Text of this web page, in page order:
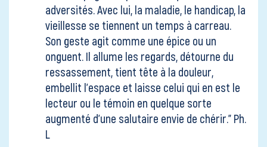
adversités. Avec lui, la maladie, le handicap, la
vieillesse se tiennent un temps à carreau.
Son geste agit comme une épice ou un
onguent. Il allume les regards, détourne du
ressassement, tient tête à la douleur,
embellit l’espace et laisse celui qui en est le
lecteur ou le témoin en quelque sorte
augmenté d’une salutaire envie de chérir." Ph.
L